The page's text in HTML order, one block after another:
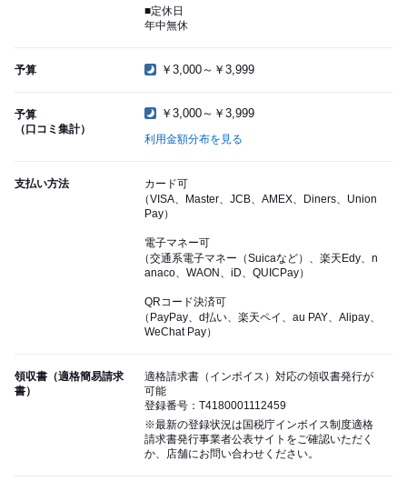
■定休日
年中無休
予算 ￥3,000～￥3,999
予算
（口コミ集計）
￥3,000～￥3,999
利用金額分布を見る
支払い方法
カード可
（VISA、Master、JCB、AMEX、Diners、Union
Pay）
電子マネー可
（交通系電子マネー（Suicaなど）、楽天Edy、n
anaco、WAON、iD、QUICPay）
QRコード決済可
（PayPay、d払い、楽天ペイ、au PAY、Alipay、
WeChat Pay）
領収書（適格簡易請求
書）
適格請求書（インボイス）対応の領収書発行が
可能
登録番号：T4180001112459
※最新の登録状況は国税庁インボイス制度適格
請求書発行事業者公表サイトをご確認いただく
か、店舗にお問い合わせください。